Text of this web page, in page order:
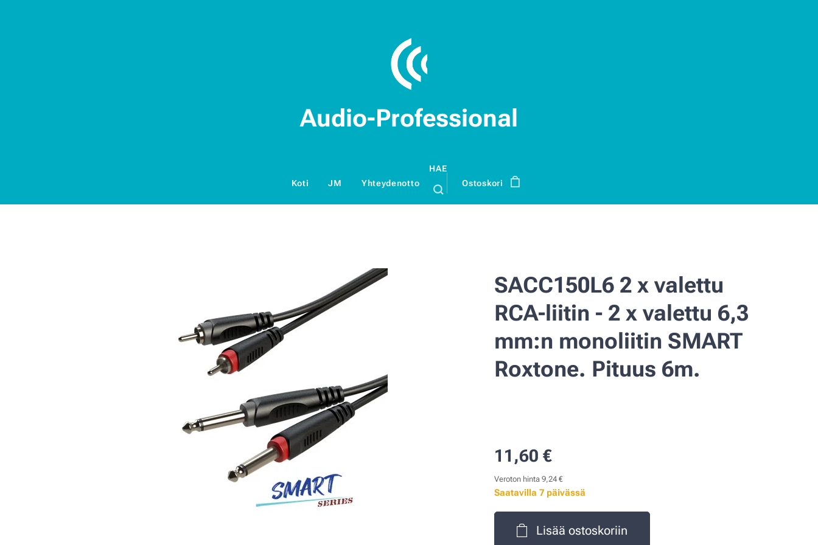
Audio-Professional
Koti JM Yhteydenotto
HAE
Ostoskori
SACC150L6 2 x valettu
RCA-liitin - 2 x valettu 6,3
mm:n monoliitin SMART
Roxtone. Pituus 6m.
11,60 €
Veroton hinta 9,24 €
Saatavilla 7 päivässä
Lisää ostoskoriin